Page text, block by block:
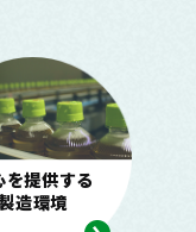
を提供する
造環境